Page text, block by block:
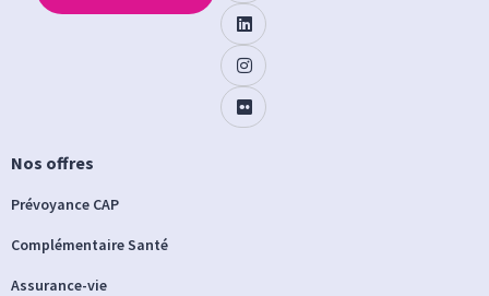
Nos offres
Prévoyance CAP
Complémentaire Santé
Assurance-vie